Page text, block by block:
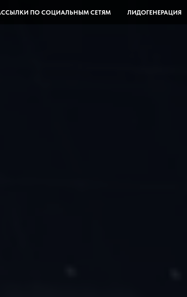
ПО СОЦИАЛЬНЫМ СЕТЯМ ЛИДОГЕНЕРАЦИЯ